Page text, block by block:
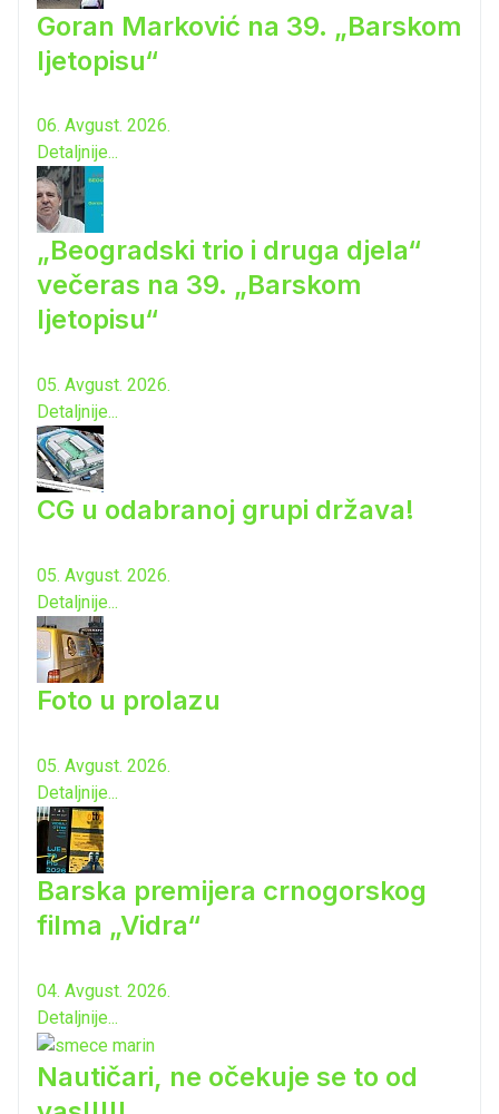
Goran Marković na 39. „Barskom
ljetopisu“
06. Avgust. 2026.
Detaljnije...
„Beogradski trio i druga djela“
večeras na 39. „Barskom
ljetopisu“
05. Avgust. 2026.
Detaljnije...
CG u odabranoj grupi država!
05. Avgust. 2026.
Detaljnije...
Foto u prolazu
05. Avgust. 2026.
Detaljnije...
Barska premijera crnogorskog
filma „Vidra“
04. Avgust. 2026.
Detaljnije...
Nautičari, ne očekuje se to od